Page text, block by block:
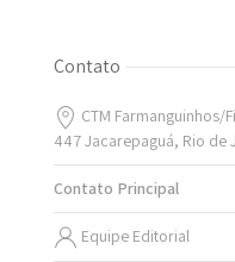
Contato
CTM Farmanguinhos/
447 Jacarepaguá, Rio de
Contato Principal
Equipe Editorial